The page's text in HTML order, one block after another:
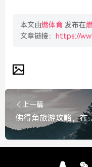
本文由燃体育 发布在
文章链接：
https://
上一篇
佛得角旅游攻略，在佛得角玩一